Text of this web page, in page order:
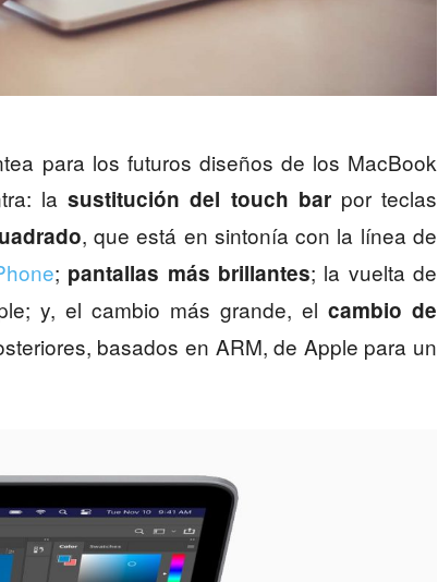
para los futuros diseños de los MacBook
lasustitución del touch barpor teclas
, que está en sintonía con la línea de
; pantallas más brillantes; la vuelta de
y, el cambio más grande, el cambio de
basados en ARM, de Apple para un